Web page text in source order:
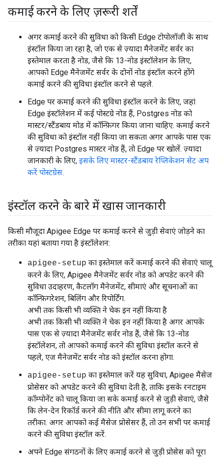
कमाई करने के लिए ज़रूरी शर्तें
अगर कमाई करने की सुविधा को किसी Edge टोपोलॉजी के साथ
इंस्टॉल किया जा रहा है, जो एक से ज़्यादा मैनेजमेंट सर्वर का
इस्तेमाल करता है नोड, जैसे कि 13-नोड इंस्टॉलेशन के लिए,
आपको Edge मैनेजमेंट सर्वर के दोनों नोड इंस्टॉल करने होंगे
कमाई करने की सुविधा इंस्टॉल करने से पहले.
Edge पर कमाई करने की सुविधा इंस्टॉल करने के लिए, जहां
Edge इंस्टॉलेशन में कई पोस्टग्रे नोड हैं, Postgres नोड को
मास्टर/स्टैंडबाय मोड में कॉन्फ़िगर किया जाना चाहिए. कमाई करने
की सुविधा को इंस्टॉल नहीं किया जा सकता अगर आपके पास एक
से ज़्यादा Postgres मास्टर नोड हैं, तो Edge पर खोलें. ज़्यादा
जानकारी के लिए, इसके लिए मास्टर-स्टैंडबाय रेप्लिकेशन सेट अप
करें पोस्टग्रेस.
इंस्टॉल करने के बारे में खास जानकारी
किसी मौजूदा Apigee Edge पर कमाई करने से जुड़ी सेवाएं जोड़ने का
तरीका यहां बताया गया है इंस्टॉलेशन:
apigee-setup का इस्तेमाल करें कमाई करने की सेवाएं चालू
करने के लिए, Apigee मैनेजमेंट सर्वर नोड को अपडेट करने की
सुविधा उदाहरण, कैटलॉग मैनेजमेंट, सीमाएं और सूचनाओं का
कॉन्फ़िगरेशन, बिलिंग और रिपोर्टिंग.
अभी तक किसी भी व्यक्ति ने चेक इन नहीं किया है
अभी तक किसी भी व्यक्ति ने चेक इन नहीं किया है अगर आपके
पास एक से ज़्यादा मैनेजमेंट सर्वर नोड हैं, जैसे कि 13-नोड
इंस्टॉलेशन, तो आपको कमाई करने की सुविधा इंस्टॉल करने से
पहले, एज मैनेजमेंट सर्वर नोड को इंस्टॉल करना होगा.
apigee-setup का इस्तेमाल करें यह सुविधा, Apigee मैसेज
प्रोसेसर को अपडेट करने की सुविधा देती है, ताकि इसके रनटाइम
कॉम्पोनेंट को चालू किया जा सके कमाई करने से जुड़ी सेवाएं, जैसे
कि लेन-देन रिकॉर्ड करने की नीति और सीमा लागू करने का
तरीका. अगर आपको कई मैसेज प्रोसेसर हैं, तो उन सभी पर कमाई
करने की सुविधा इंस्टॉल करें.
अपने Edge संगठनों के लिए कमाई करने से जुड़ी प्रोसेस को पूरा